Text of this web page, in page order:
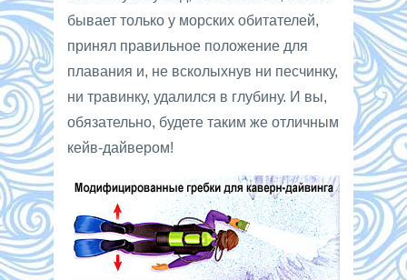
бывает только у морских обитателей,
принял правильное положение для
плавания и, не всколыхнув ни песчинку,
ни травинку, удалился в глубину. И вы,
обязательно, будете таким же отличным
кейв-дайвером!